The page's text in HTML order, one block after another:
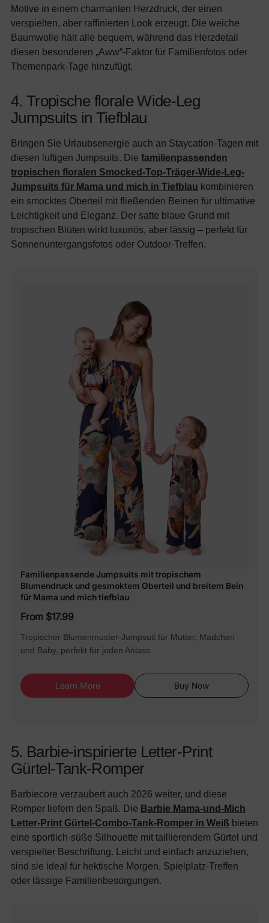
Motive in einem charmanten Herzdruck, der einen
verspielten, aber raffinierten Look erzeugt. Die weiche
Baumwolle hält alle bequem, während das Herzdetail
diesen besonderen „Aww“-Faktor für Familienfotos oder
Themenpark-Tage hinzufügt.
4. Tropische florale Wide-Leg
Jumpsuits in Tiefblau
Bringen Sie Urlaubsenergie auch an Staycation-Tagen mit
diesen luftigen Jumpsuits. Die familienpassenden
tropischen floralen Smocked-Top-Träger-Wide-Leg-
Jumpsuits für Mama und mich in Tiefblau kombinieren
ein smocktes Oberteil mit fließenden Beinen für ultimative
Leichtigkeit und Eleganz. Der satte blaue Grund mit
tropischen Blüten wirkt luxuriös, aber lässig – perfekt für
Sonnenuntergangsfotos oder Outdoor-Treffen.
Familienpassende Jumpsuits mit tropischem
Blumendruck und gesmoktem Oberteil und breitem Bein
für Mama und mich tiefblau
From $17.99
Tropischer Blumenmuster-Jumpsuit für Mutter, Mädchen
und Baby, perfekt für jeden Anlass.
Learn More Buy Now
5. Barbie-inspirierte Letter-Print
Gürtel-Tank-Romper
Barbiecore verzaubert auch 2026 weiter, und diese
Romper liefern den Spaß. Die Barbie Mama-und-Mich
Letter-Print Gürtel-Combo-Tank-Romper in Weiß bieten
eine sportlich-süße Silhouette mit taillierendem Gürtel und
verspielter Beschriftung. Leicht und einfach anzuziehen,
sind sie ideal für hektische Morgen, Spielplatz-Treffen
oder lässige Familienbesorgungen.